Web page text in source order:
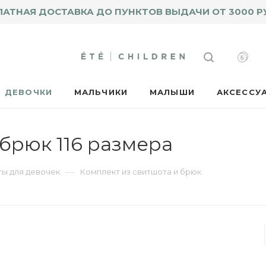
ДОСТАВКА ДО ПУНКТОВ ВЫДАЧИ ОТ 3000
ДЕВОЧКИ МАЛЬЧИКИ МАЛЫШИ
116 размера
для девочек — Комплект из свитшота и брюк